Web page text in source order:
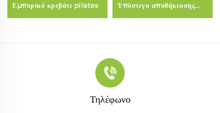
Εμπορικό κρεβάτι pilates
Υπόστεγο αποθήκευσης
εργαλείων κήπου
Τηλέφωνο